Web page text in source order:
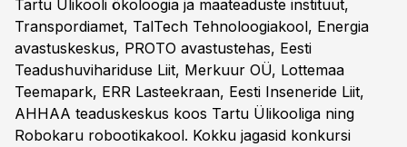
Tartu Ülikooli ökoloogia ja maateaduste instituut,
Transpordiamet, TalTech Tehnoloogiakool, Energia
avastuskeskus, PROTO avastustehas, Eesti
Teadushuvihariduse Liit, Merkuur OÜ, Lottemaa
Teemapark, ERR Lasteekraan, Eesti Inseneride Liit,
AHHAA teaduskeskus koos Tartu Ülikooliga ning
Robokaru robootikakool. Kokku jagasid konkursi